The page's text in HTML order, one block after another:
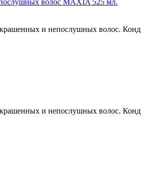
и непослушных волос.
и непослушных волос.